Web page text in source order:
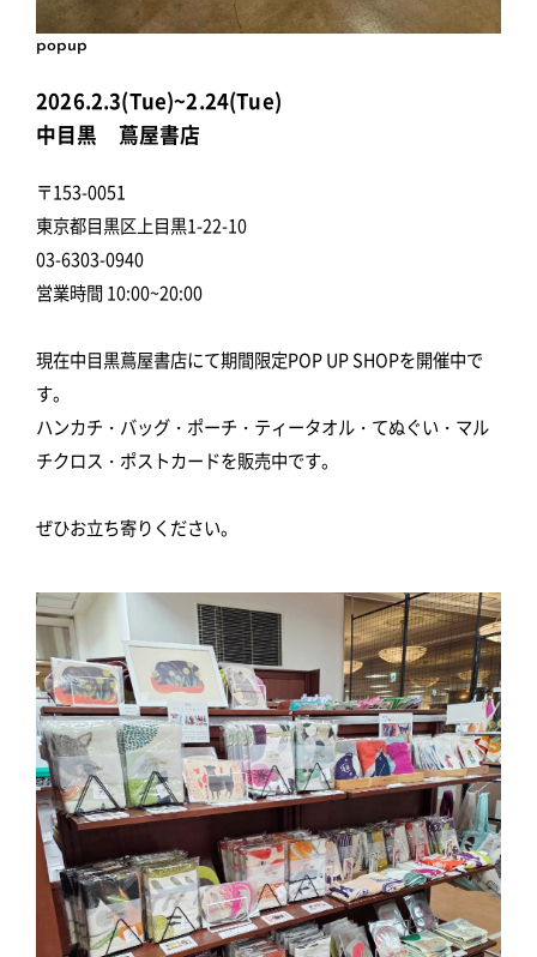
popup
2026.2.3(Tue)~2.24(Tue)
中目黒 蔦屋書店
〒153-0051
東京都目黒区上目黒1-22-10
03-6303-0940
営業時間 10:00~20:00
現在中目黒蔦屋書店にて期間限定POP UP SHOPを開催中で
す。
ハンカチ・バッグ・ポーチ・ティータオル・てぬぐい・マル
チクロス・ポストカードを販売中です。
ぜひお立ち寄りください。